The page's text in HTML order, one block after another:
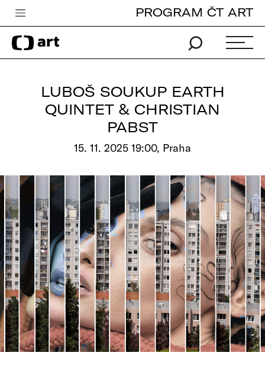
Česká televize
Zpravodajství
edu
Vše o ČT
PROGRAM ČT ART
LUBOŠ SOUKUP EARTH
QUINTET & CHRISTIAN
PABST
15. 11. 2025 19:00, Praha